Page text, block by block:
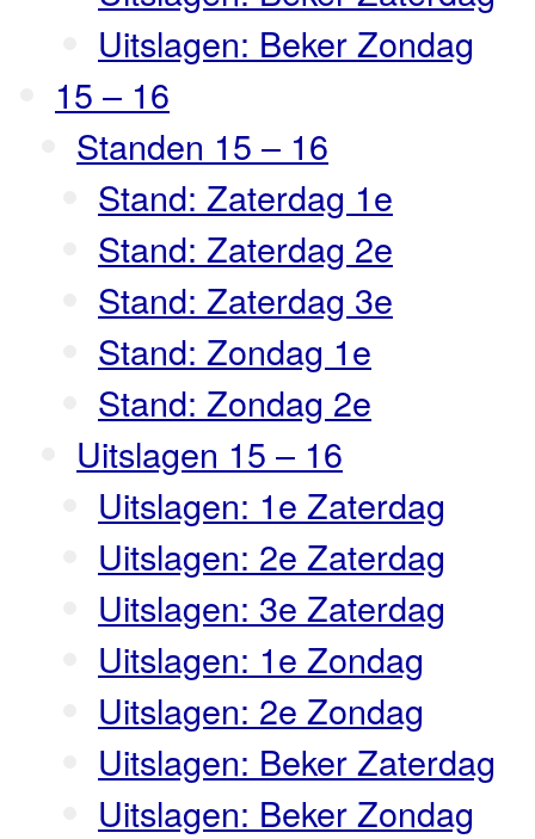
Uitslagen: Beker Zondag
15 – 16
Standen 15 – 16
Stand: Zaterdag 1e
Stand: Zaterdag 2e
Stand: Zaterdag 3e
Stand: Zondag 1e
Stand: Zondag 2e
Uitslagen 15 – 16
Uitslagen: 1e Zaterdag
Uitslagen: 2e Zaterdag
Uitslagen: 3e Zaterdag
Uitslagen: 1e Zondag
Uitslagen: 2e Zondag
Uitslagen: Beker Zaterdag
Uitslagen: Beker Zondag